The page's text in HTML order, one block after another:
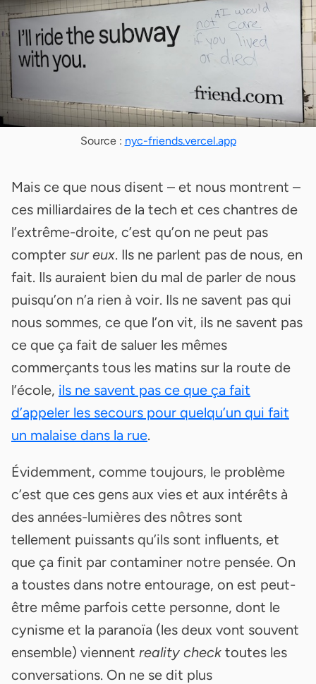
Source : nyc-friends.vercel.app
Mais ce que nous disent – et nous montrent –
ces milliardaires de la tech et ces chantres de
l’extrême-droite, c’est qu’on ne peut pas
compter sur eux. Ils ne parlent pas de nous, en
fait. Ils auraient bien du mal de parler de nous
puisqu’on n’a rien à voir. Ils ne savent pas qui
nous sommes, ce que l’on vit, ils ne savent pas
ce que ça fait de saluer les mêmes
commerçants tous les matins sur la route de
l’école, ils ne savent pas ce que ça fait
d’appeler les secours pour quelqu’un qui fait
un malaise dans la rue.
Évidemment, comme toujours, le problème
c’est que ces gens aux vies et aux intérêts à
des années-lumières des nôtres sont
tellement puissants qu’ils sont influents, et
que ça finit par contaminer notre pensée. On
a toustes dans notre entourage, on est peut-
être même parfois cette personne, dont le
cynisme et la paranoïa (les deux vont souvent
ensemble) viennent reality check toutes les
conversations. On ne se dit plus